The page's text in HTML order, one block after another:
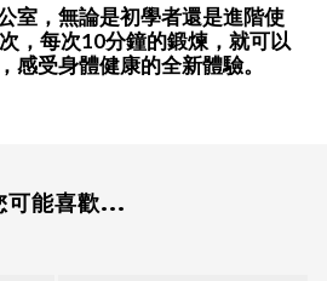
室，無論是初學者還是進階使
次，每次10分鐘的鍛煉，就可以
感受身體健康的全新體驗。
可能喜歡...